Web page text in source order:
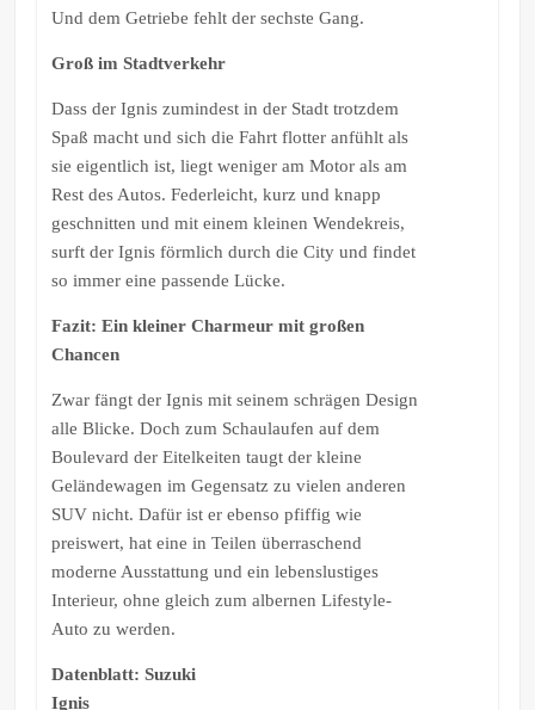
Und dem Getriebe fehlt der sechste Gang.
Groß im Stadtverkehr
Dass der Ignis zumindest in der Stadt trotzdem
Spaß macht und sich die Fahrt flotter anfühlt als
sie eigentlich ist, liegt weniger am Motor als am
Rest des Autos. Federleicht, kurz und knapp
geschnitten und mit einem kleinen Wendekreis,
surft der Ignis förmlich durch die City und findet
so immer eine passende Lücke.
Fazit: Ein kleiner Charmeur mit großen
Chancen
Zwar fängt der Ignis mit seinem schrägen Design
alle Blicke. Doch zum Schaulaufen auf dem
Boulevard der Eitelkeiten taugt der kleine
Geländewagen im Gegensatz zu vielen anderen
SUV nicht. Dafür ist er ebenso pfiffig wie
preiswert, hat eine in Teilen überraschend
moderne Ausstattung und ein lebenslustiges
Interieur, ohne gleich zum albernen Lifestyle-
Auto zu werden.
Datenblatt: Suzuki
Ignis